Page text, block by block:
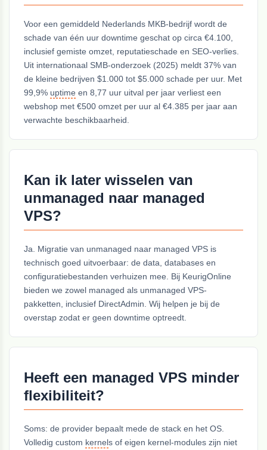
Voor een gemiddeld Nederlands MKB-bedrijf wordt de
schade van één uur downtime geschat op circa €4.100,
inclusief gemiste omzet, reputatieschade en SEO-verlies.
Uit internationaal SMB-onderzoek (2025) meldt 37% van
de kleine bedrijven $1.000 tot $5.000 schade per uur. Met
99,9% uptime en 8,77 uur uitval per jaar verliest een
webshop met €500 omzet per uur al €4.385 per jaar aan
verwachte beschikbaarheid.
Kan ik later wisselen van
unmanaged naar managed
VPS?
Ja. Migratie van unmanaged naar managed VPS is
technisch goed uitvoerbaar: de data, databases en
configuratiebestanden verhuizen mee. Bij KeurigOnline
bieden we zowel managed als unmanaged VPS-
pakketten, inclusief DirectAdmin. Wij helpen je bij de
overstap zodat er geen downtime optreedt.
Heeft een managed VPS minder
flexibiliteit?
Soms: de provider bepaalt mede de stack en het OS.
Volledig custom kernels of eigen kernel-modules zijn niet